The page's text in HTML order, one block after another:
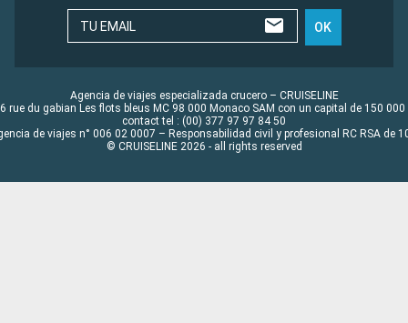
TU EMAIL OK
Agencia de viajes especializada crucero – CRUISELINE
rue du gabian Les flots bleus MC 98 000 Monaco SAM con un capital de 150 000
contact tel : (00) 377 97 97 84 50
de viajes n° 006 02 0007 – Responsabilidad civil y profesional RC RSA de
© CRUISELINE 2026 - all rights reserved